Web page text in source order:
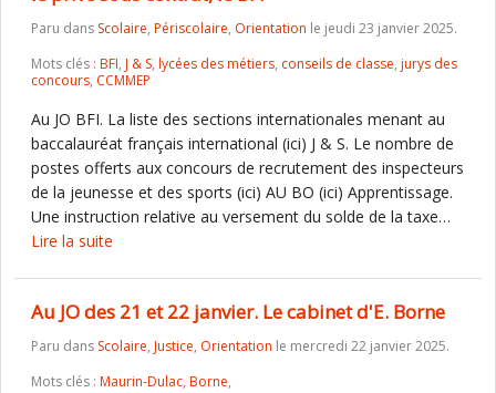
Paru dans Scolaire, Périscolaire, Orientation le jeudi 23 janvier 2025.
Mots clés : BFI, J & S, lycées des métiers, conseils de classe, jurys des
concours, CCMMEP
Au JO BFI. La liste des sections internationales menant au
baccalauréat français international (ici) J & S. Le nombre de
postes offerts aux concours de recrutement des inspecteurs
de la jeunesse et des sports (ici) AU BO (ici) Apprentissage.
Une instruction relative au versement du solde de la taxe…
Lire la suite
Au JO des 21 et 22 janvier. Le cabinet d'E. Borne
Paru dans Scolaire, Justice, Orientation le mercredi 22 janvier 2025.
Mots clés : Maurin-Dulac, Borne,